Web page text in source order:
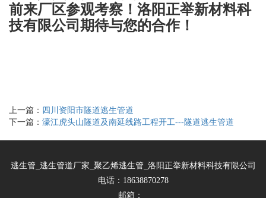
前来厂区参观考察 ！洛阳正举新材料科
技有限公司期待与您的合作！
上一篇： 四川资阳市隧道逃生管道
下一篇： 濠江虎头山隧道及南延线路工程开工---隧道逃生管道
逃生管_逃生管道厂家_聚乙烯逃生管_洛阳正举新材料科技有限公司
电话：18638870278
邮箱：